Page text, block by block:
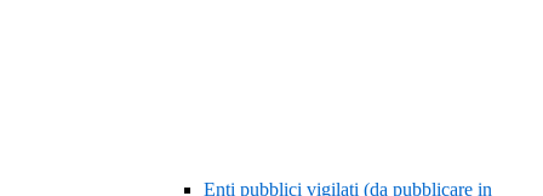
Enti pubblici vigilati (da pubblicare in